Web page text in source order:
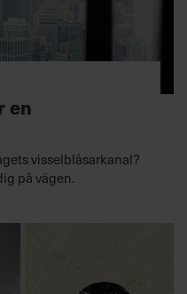
en
visselblåsarkanal?
på vägen.